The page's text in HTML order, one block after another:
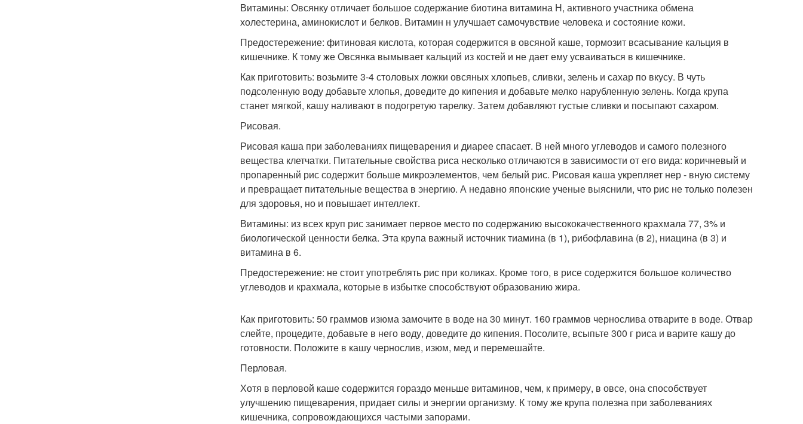
Витамины: Овсянку отличает большое содержание биотина витамина Н, активного участника обмена
холестерина, аминокислот и белков. Витамин н улучшает самочувствие человека и состояние кожи.
Предостережение: фитиновая кислота, которая содержится в овсяной каше, тормозит всасывание кальция в
кишечнике. К тому же Овсянка вымывает кальций из костей и не дает ему усваиваться в кишечнике.
Как приготовить: возьмите 3-4 столовых ложки овсяных хлопьев, сливки, зелень и сахар по вкусу. В чуть
подсоленную воду добавьте хлопья, доведите до кипения и добавьте мелко нарубленную зелень. Когда крупа
станет мягкой, кашу наливают в подогретую тарелку. Затем добавляют густые сливки и посыпают сахаром.
Рисовая.
Рисовая каша при заболеваниях пищеварения и диарее спасает. В ней много углеводов и самого полезного
вещества клетчатки. Питательные свойства риса несколько отличаются в зависимости от его вида: коричневый и
пропаренный рис содержит больше микроэлементов, чем белый рис. Рисовая каша укрепляет нер - вную систему
и превращает питательные вещества в энергию. А недавно японские ученые выяснили, что рис не только полезен
для здоровья, но и повышает интеллект.
Витамины: из всех круп рис занимает первое место по содержанию высококачественного крахмала 77, 3% и
биологической ценности белка. Эта крупа важный источник тиамина (в 1), рибофлавина (в 2), ниацина (в 3) и
витамина в 6.
Предостережение: не стоит употреблять рис при коликах. Кроме того, в рисе содержится большое количество
углеводов и крахмала, которые в избытке способствуют образованию жира.
Как приготовить: 50 граммов изюма замочите в воде на 30 минут. 160 граммов чернослива отварите в воде. Отвар
слейте, процедите, добавьте в него воду, доведите до кипения. Посолите, всыпьте 300 г риса и варите кашу до
готовности. Положите в кашу чернослив, изюм, мед и перемешайте.
Перловая.
Хотя в перловой каше содержится гораздо меньше витаминов, чем, к примеру, в овсе, она способствует
улучшению пищеварения, придает силы и энергии организму. К тому же крупа полезна при заболеваниях
кишечника, сопровождающихся частыми запорами.